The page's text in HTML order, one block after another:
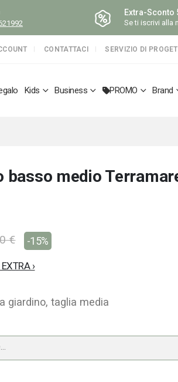
Extra-Sconto
Se ti iscrivi alla
CONTATTACI SERVIZIO DI
Kids Business PROMO Brand
basso medio
€ -15%
›
giardino, taglia media